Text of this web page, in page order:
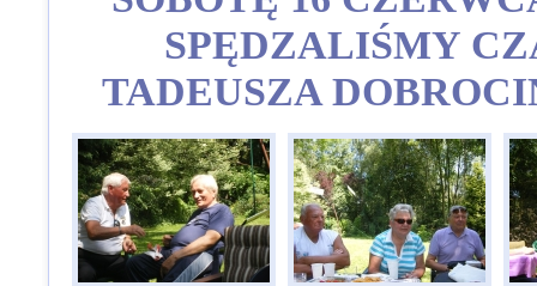
SPĘDZALIŚMY
TADEUSZA